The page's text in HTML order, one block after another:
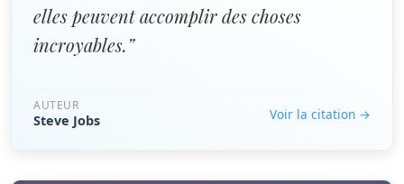
elles peuvent accomplir des choses
incroyables.”
AUTEUR
Steve Jobs Voir la citation →